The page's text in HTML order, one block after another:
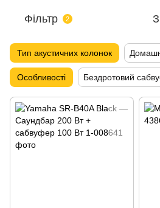
Фільтр 2
Тип акустичних колонок
Особливості Бездротовий